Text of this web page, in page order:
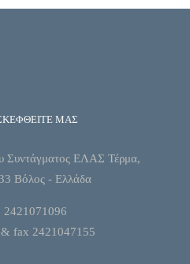
ΜΑΣ
Συντάγματος ΕΛΑΣ Τέρμα,
Βόλος - Ελλάδα
2421071096
fax 2421047155